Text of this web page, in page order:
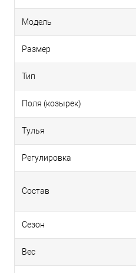
Модель
Размер
Тип
Поля (козырек)
Тулья
Регулировка
Состав
Сезон
Вес